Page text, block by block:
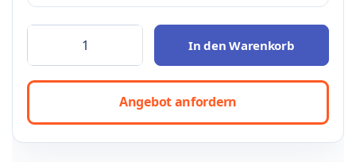
In den Warenkorb
Angebot anfordern